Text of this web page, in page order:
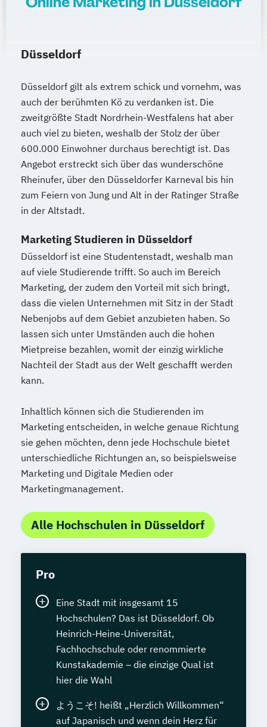
Düsseldorf
Düsseldorf gilt als extrem schick und vornehm, was
auch der berühmten Kö zu verdanken ist. Die
zweitgrößte Stadt Nordrhein-Westfalens hat aber
auch viel zu bieten, weshalb der Stolz der über
600.000 Einwohner durchaus berechtigt ist. Das
Angebot erstreckt sich über das wunderschöne
Rheinufer, über den Düsseldorfer Karneval bis hin
zum Feiern von Jung und Alt in der Ratinger Straße
in der Altstadt.
Marketing Studieren in Düsseldorf
Düsseldorf ist eine Studentenstadt, weshalb man
auf viele Studierende trifft. So auch im Bereich
Marketing, der zudem den Vorteil mit sich bringt,
dass die vielen Unternehmen mit Sitz in der Stadt
Nebenjobs auf dem Gebiet anzubieten haben. So
lassen sich unter Umständen auch die hohen
Mietpreise bezahlen, womit der einzig wirkliche
Nachteil der Stadt aus der Welt geschafft werden
kann.
Inhaltlich können sich die Studierenden im
Marketing entscheiden, in welche genaue Richtung
sie gehen möchten, denn jede Hochschule bietet
unterschiedliche Richtungen an, so beispielsweise
Marketing und Digitale Medien oder
Marketingmanagement.
Alle Hochschulen in Düsseldorf
Pro
Eine Stadt mit insgesamt 15
Hochschulen? Das ist Düsseldorf. Ob
Heinrich-Heine-Universität,
Fachhochschule oder renommierte
Kunstakademie – die einzige Qual ist
hier die Wahl
ようこそ! heißt „Herzlich Willkommen“
auf Japanisch und wenn dein Herz für